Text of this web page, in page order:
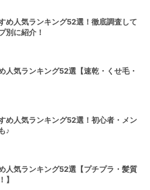
め人気ランキング52選！徹底調査して
別に紹介！
人気ランキング52選【速乾・くせ毛・
め人気ランキング52選！初心者・メン
♪
人気ランキング52選【プチプラ・髪質
】